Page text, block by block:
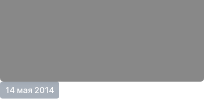
14 мая 2014